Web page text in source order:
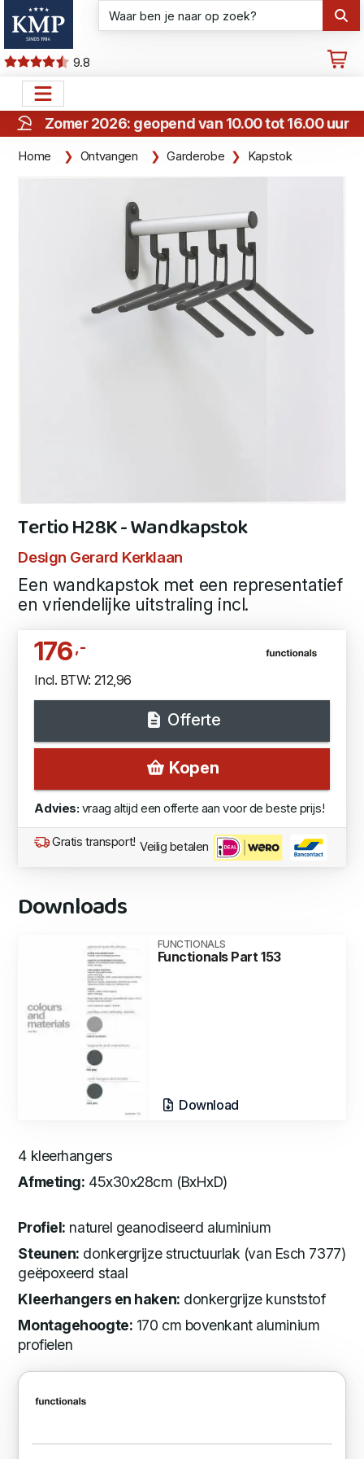
9.8
Zomer 2026: geopend van 10.00 tot 16.00 uur
Home Ontvangen Garderobe Kapstok
Tertio H28K - Wandkapstok
Design Gerard Kerklaan
Een wandkapstok met een representatief
en vriendelijke uitstraling incl.
176,-
Incl. BTW: 212,96
Offerte
Kopen
Advies: vraag altijd een offerte aan voor de beste prijs!
Gratis transport! Veilig betalen
Downloads
FUNCTIONALS
Functionals Part 153
Download
4 kleerhangers
Afmeting: 45x30x28cm (BxHxD)
Profiel: naturel geanodiseerd aluminium
Steunen: donkergrijze structuurlak (van Esch 7377)
geëpoxeerd staal
Kleerhangers en haken: donkergrijze kunststof
Montagehoogte: 170 cm bovenkant aluminium
profielen